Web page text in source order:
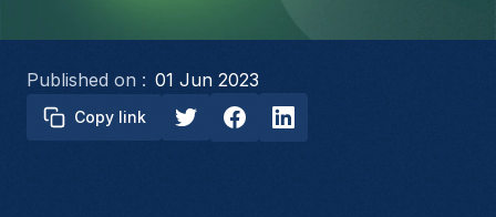
Published on : 01 Jun 2023
Copy link